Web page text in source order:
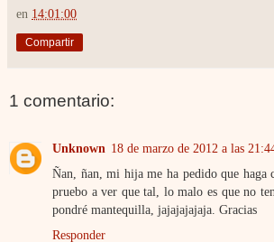
en 14:01:00
Compartir
1 comentario:
Unknown 18 de marzo de 2012 a las
Ñan, ñan, mi hija me ha pedido que haga
pruebo a ver que tal, lo malo es que no
pondré mantequilla, jajajajajaja. Gracias
Responder